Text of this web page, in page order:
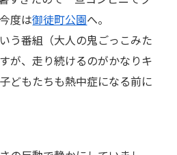
度は御徒町公園へ。
う番組（大人の鬼ごっこみた
が、走り続けるのがかなりキ
どもたちも熱中症になる前に